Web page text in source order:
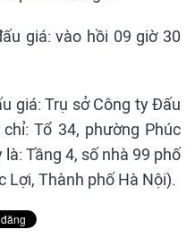
giá: vào hồi 09 giờ 30
giá: Trụ sở Công ty Đấu
Tổ 34, phường Phúc
Tầng 4, số nhà 99 phố
Lợi, Thành phố Hà Nội).